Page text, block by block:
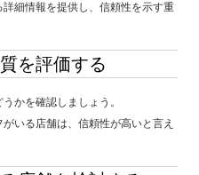
細情報を提供し、信頼性を示す重
を評価する
かを確認しましょう。
いる店舗は、信頼性が高いと言え